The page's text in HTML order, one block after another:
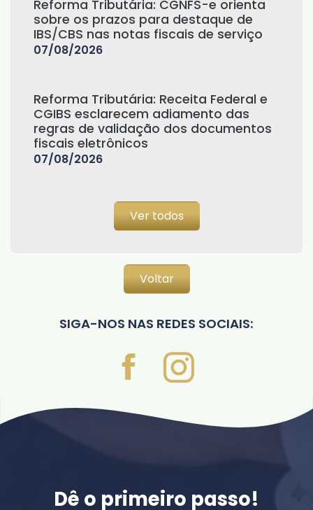
Reforma Tributária: CGNFS-e orienta
sobre os prazos para destaque de
IBS/CBS nas notas fiscais de serviço
07/08/2026
Reforma Tributária: Receita Federal e
CGIBS esclarecem adiamento das
regras de validação dos documentos
fiscais eletrônicos
07/08/2026
Ver todos
Voltar
SIGA-NOS NAS REDES SOCIAIS:
Dê o primeiro passo!